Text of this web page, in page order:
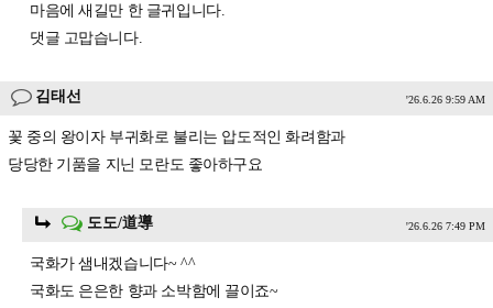
마음에 새길만 한 글귀입니다.
댓글 고맙습니다.
김태선 '26.6.26 9:59 AM
꽃 중의 왕이자 부귀화로 불리는 압도적인 화려함과
당당한 기품을 지닌 모란도 좋아하구요
도도/道導 '26.6.26 7:49 PM
국화가 샘내겠습니다~ ^^
국화도 은은한 향과 소박함에 끌이죠~